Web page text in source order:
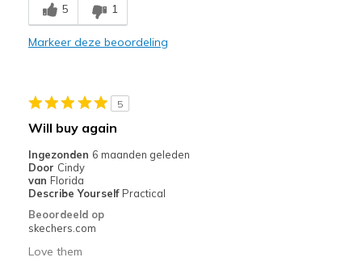
Comfortable
Casual Wear
Width
Sizing
Feels true to size
View On Shoes
5 1
Markeer deze beoordeling
5
Will buy again
Ingezonden 6 maanden geleden
Door Cindy
van Florida
Describe Yourself Practical
Beoordeeld op
skechers.com
Love them